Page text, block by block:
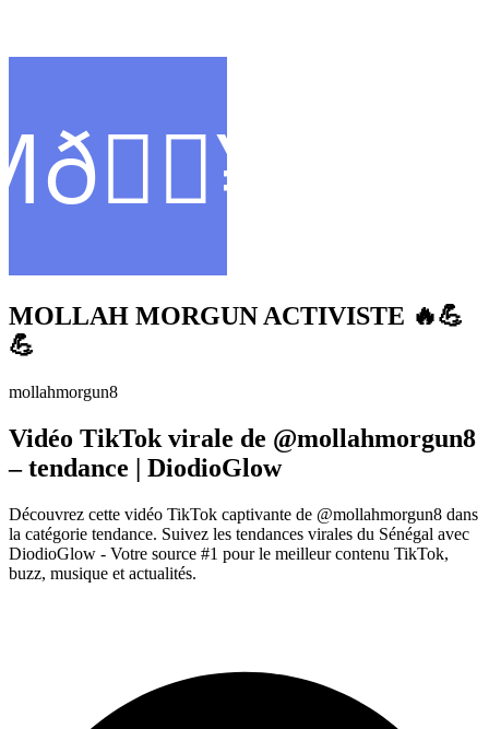
MOLLAH MORGUN ACTIVISTE 🔥💪
💪
mollahmorgun8
Vidéo TikTok virale de @mollahmorgun8
– tendance | DiodioGlow
Découvrez cette vidéo TikTok captivante de @mollahmorgun8 dans
la catégorie tendance. Suivez les tendances virales du Sénégal avec
DiodioGlow - Votre source #1 pour le meilleur contenu TikTok,
buzz, musique et actualités.